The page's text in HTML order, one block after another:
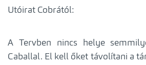
Utóirat Cobrától:
A Tervben nincs helye
Caballal. El kell őket távolítani a